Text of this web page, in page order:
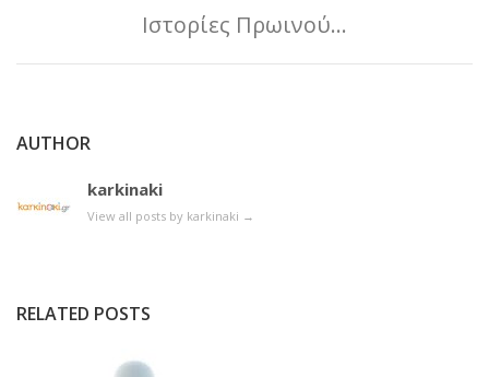
Ιστορίες Πρωινού…
AUTHOR
karkinaki
View all posts by karkinaki →
RELATED POSTS